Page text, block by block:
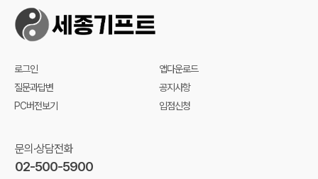
로그인
앱다운로드
질문과답변
공지사항
PC버전보기
입점신청
문의·상담전화
02-500-5900